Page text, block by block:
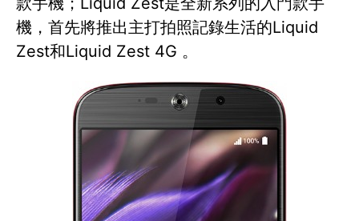
機，首先將推出主打拍照記錄生活的Liquid
Zest和Liquid Zest 4G 。